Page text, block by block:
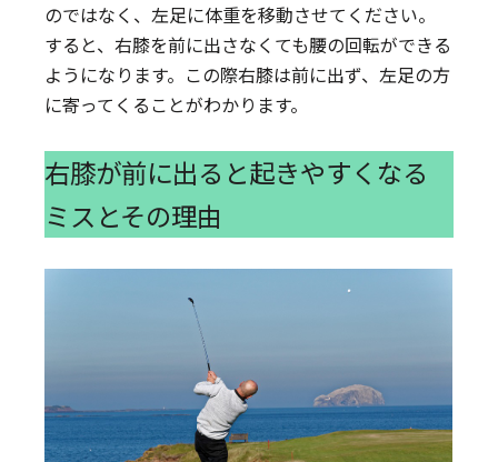
のではなく、左足に体重を移動させてください。
すると、右膝を前に出さなくても腰の回転ができる
ようになります。この際右膝は前に出ず、左足の方
に寄ってくることがわかります。
右膝が前に出ると起きやすくなる
ミスとその理由